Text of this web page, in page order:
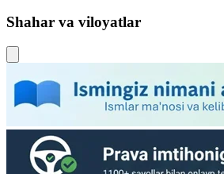
Shahar va viloyatlar